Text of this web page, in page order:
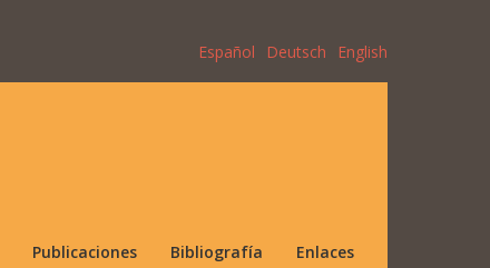
Español Deutsch English
Publicaciones Bibliografía Enlaces